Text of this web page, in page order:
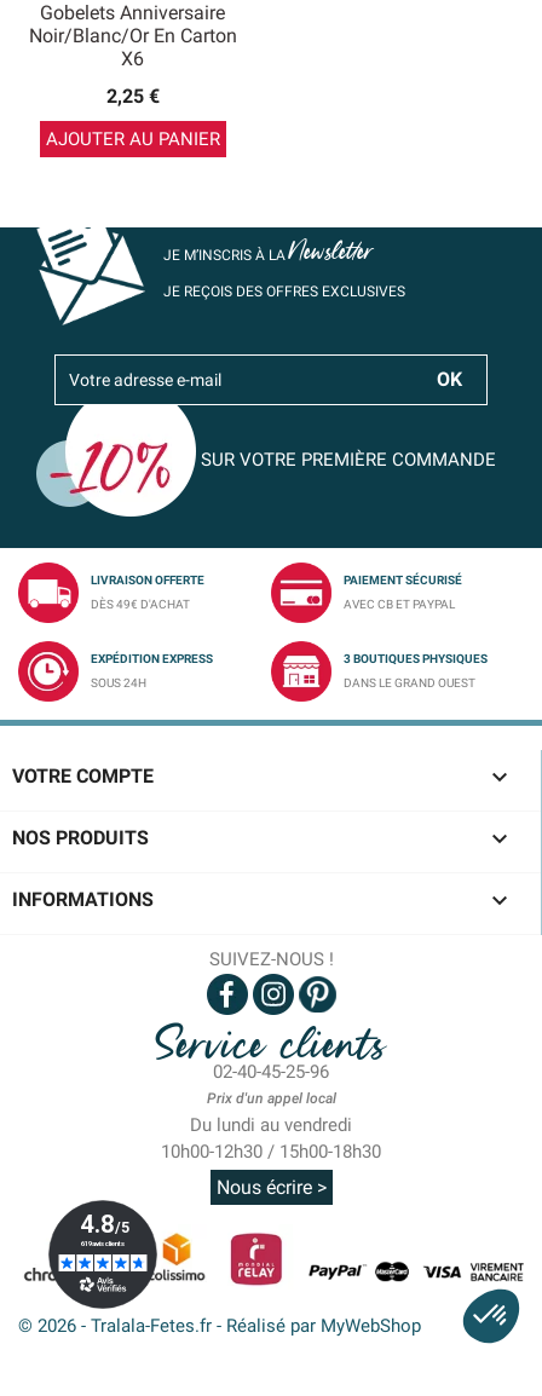
Gobelets Anniversaire
Noir/blanc/or En Carton
X6
2,25 €
AJOUTER AU PANIER
JE M’INSCRIS À LANewsletter
JE REÇOIS DES OFFRES EXCLUSIVES
SUR VOTRE PREMIÈRE COMMANDE
LIVRAISON OFFERTE
DÈS 49€ D'ACHAT
PAIEMENT SÉCURISÉ
AVEC CB ET PAYPAL
EXPÉDITION EXPRESS
SOUS 24H
3 BOUTIQUES PHYSIQUES
DANS LE GRAND OUEST
VOTRE COMPTE 
NOS PRODUITS 
INFORMATIONS 
SUIVEZ-NOUS !
Service clients
02-40-45-25-96
Prix d'un appel local
Du lundi au vendredi
10h00-12h30 / 15h00-18h30
Nous écrire >
© 2026 - Tralala-Fetes.fr - Réalisé par MyWebShop